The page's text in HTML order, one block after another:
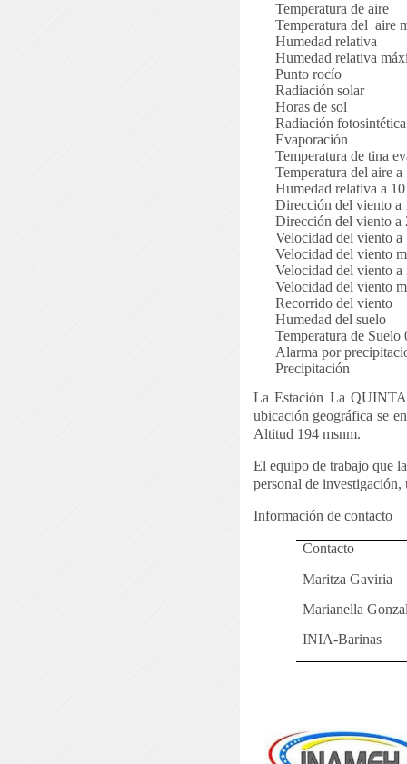
Temperatura de aire
Temperatura del aire
Humedad relativa
Humedad relativa
Punto rocío
Radiación solar
Horas de sol
Radiación fotosintética
Evaporación
Temperatura de tina
Temperatura del aire a
Humedad relativa a
Dirección del viento a
Dirección del viento a
Velocidad del viento a
Velocidad del viento
Velocidad del viento a
Velocidad del viento
Recorrido del viento
Humedad del suelo
Temperatura de
Alarma por
Precipitación
La Estación La QUINTA
ubicación geográfica se
Altitud 194 msnm.
El equipo de trabajo que
personal de investigación,
Información de contacto
Contacto
Maritza Gaviria
Marianella
INIA-Barinas